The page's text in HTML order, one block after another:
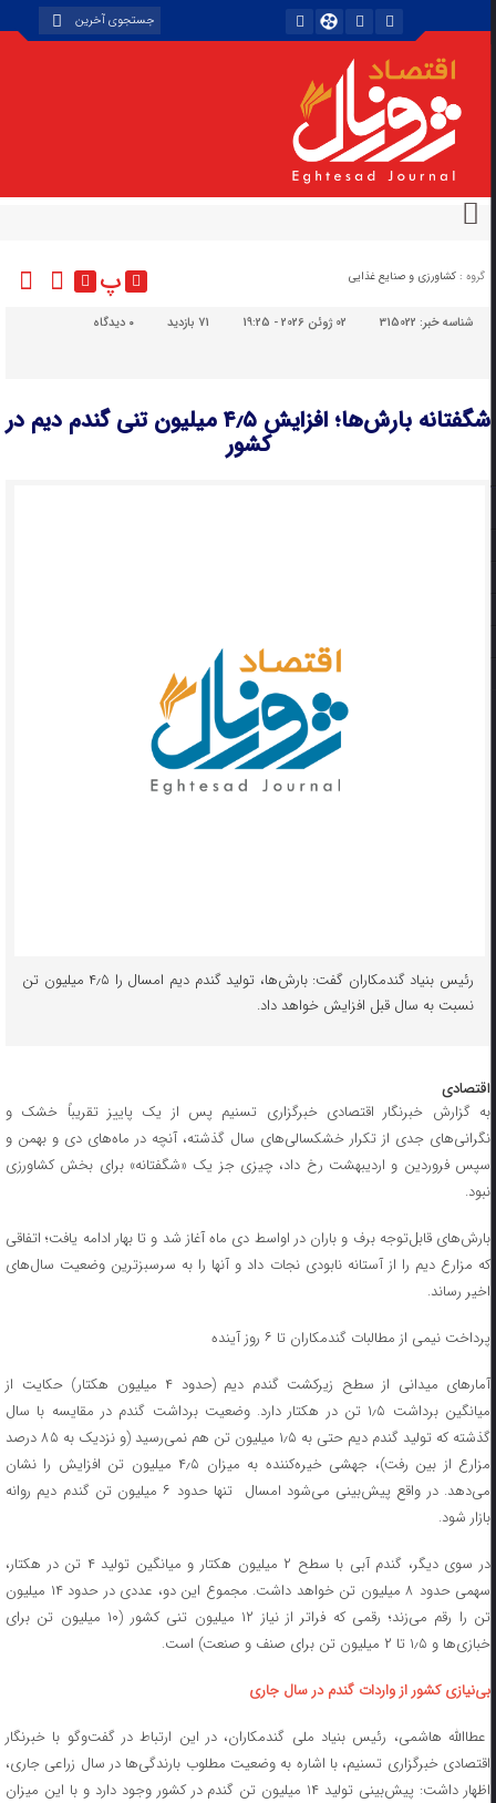
گروه : کشاورزی و صنایع غذایی پ
شناسه خبر:315022 02 ژوئن 2026 - 19:25 71 بازدید دیدگاه
شگفتانه بارش‌ها؛ افزایش ۴٫۵ میلیون تنی گندم دیم در
کشور
رئیس بنیاد گندمکاران گفت: بارش‌ها، تولید گندم دیم امسال را ۴٫۵ میلیون تن
نسبت به سال قبل افزایش خواهد داد.
اقتصادی
به گزارش خبرنگار اقتصادی خبرگزاری تسنیم پس از یک پاییز تقریباً خشک و
نگرانی‌های جدی از تکرار خشکسالی‌های سال گذشته، آنچه در ماه‌های دی و بهمن و
سپس فروردین و اردیبهشت رخ داد، چیزی جز یک «شگفتانه» برای بخش کشاورزی
نبود.
بارش‌های قابل‌توجه برف و باران در اواسط دی ماه آغاز شد و تا بهار ادامه یافت؛ اتفاقی
که مزارع دیم را از آستانه نابودی نجات داد و آنها را به سرسبزترین وضعیت سال‌های
اخیر رساند.
پرداخت نیمی از مطالبات گندمکاران تا ۶ روز آینده
آمارهای میدانی از سطح زیرکشت گندم دیم (حدود ۴ میلیون هکتار) حکایت از
میانگین برداشت ۱٫۵ تن در هکتار دارد. وضعیت برداشت گندم در مقایسه با سال
گذشته که تولید گندم دیم حتی به ۱٫۵ میلیون تن هم نمی‌رسید (و نزدیک به ۸۵ درصد
مزارع از بین رفت)، جهشی خیره‌کننده به میزان ۴٫۵ میلیون تن افزایش را نشان
می‌دهد. در واقع پیش‌بینی می‌شود امسال تنها حدود ۶ میلیون تن گندم دیم روانه
بازار شود.
در سوی دیگر، گندم آبی با سطح ۲ میلیون هکتار و میانگین تولید ۴ تن در هکتار،
سهمی حدود ۸ میلیون تن خواهد داشت. مجموع این دو، عددی در حدود ۱۴ میلیون
تن را رقم می‌زند؛ رقمی که فراتر از نیاز ۱۲ میلیون تنی کشور (۱۰ میلیون تن برای
خبازی‌ها و ۱٫۵ تا ۲ میلیون تن برای صنف و صنعت) است.
بی‌نیازی کشور از واردات گندم در سال جاری
عطاالله هاشمی، رئیس بنیاد ملی گندمکاران، در این ارتباط در گفت‌وگو با خبرنگار
اقتصادی خبرگزاری تسنیم، با اشاره به وضعیت مطلوب بارندگی‌ها در سال زراعی جاری،
اظهار داشت: پیش‌بینی تولید ۱۴ میلیون تن گندم در کشور وجود دارد و با این میزان